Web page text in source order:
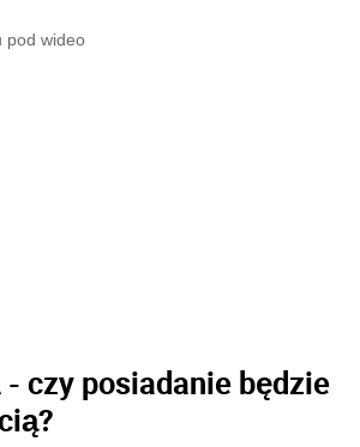
pod wideo
- czy posiadanie będzie